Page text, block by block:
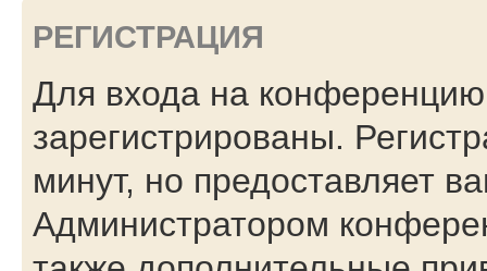
РЕГИСТРАЦИЯ
Для входа на
зарегистрированы.
минут, но предоставляет
Администратором